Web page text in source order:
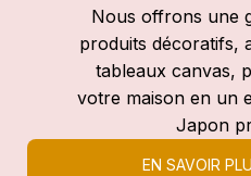
Nous offrons une
produits décoratifs,
tableaux canvas,
votre maison en un
Japon
EN SAVOIR